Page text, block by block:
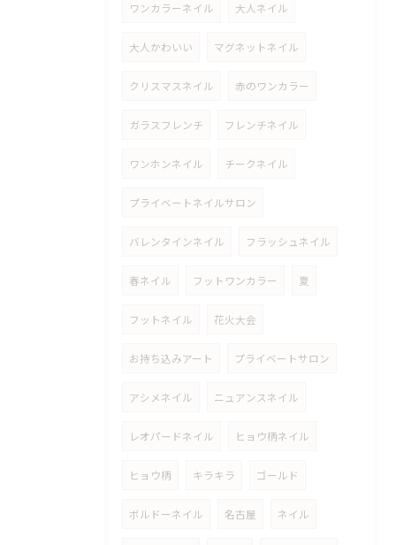
ワンカラーネイル 大人ネイル
大人かわいい マグネットネイル
クリスマスネイル 赤のワンカラー
ガラスフレンチ フレンチネイル
ワンホンネイル チークネイル
プライベートネイルサロン
バレンタインネイル フラッシュネイル
春ネイル フットワンカラー 夏
フットネイル 花火大会
お持ち込みアート プライベートサロン
アシメネイル ニュアンスネイル
レオパードネイル ヒョウ柄ネイル
ヒョウ柄 キラキラ ゴールド
ボルドーネイル 名古屋 ネイル